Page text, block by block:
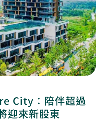
City：陪伴超過
迎來新股東